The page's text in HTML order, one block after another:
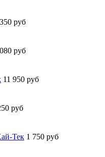
руб
руб
11 950 руб
руб
Тек 1 750 руб